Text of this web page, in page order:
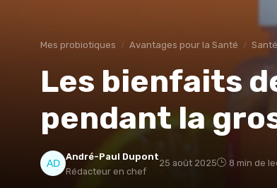
Mes probiotiques Avantages pour la Santé
Les bienfaits
pendant la
André-Paul Dupont
Rédacteur en chef
25 août 2025 8 min de